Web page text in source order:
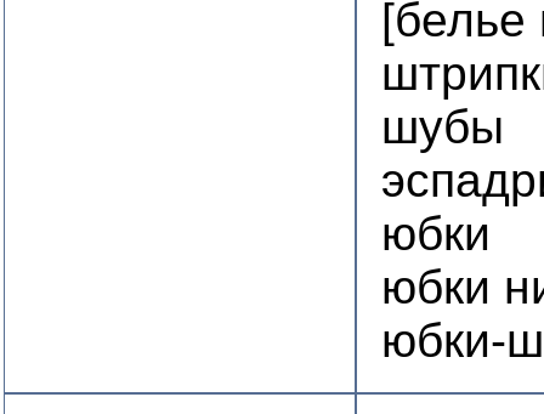
[белье
шубы
юбки
юбки
юбки-